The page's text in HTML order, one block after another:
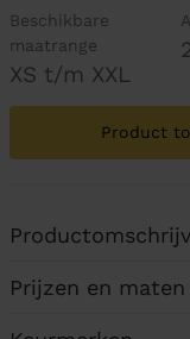
Beschikbare
maatrange
XS t/m XXL
Product
Prijzen en maten